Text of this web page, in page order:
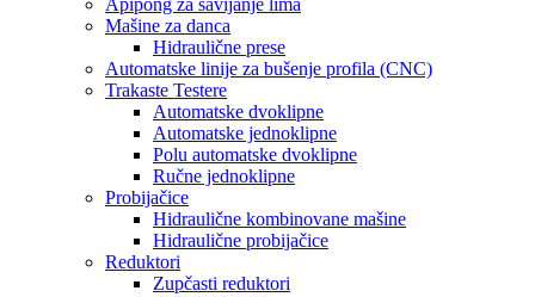
Apipong za savijanje lima
Mašine za danca
Hidraulične prese
Automatske linije za bušenje profila (CNC)
Trakaste Testere
Automatske dvoklipne
Automatske jednoklipne
Polu automatske dvoklipne
Ručne jednoklipne
Probijačice
Hidraulične kombinovane mašine
Hidraulične probijačice
Reduktori
Zupčasti reduktori